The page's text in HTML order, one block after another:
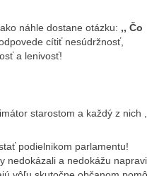
náhle dostane otázku: ,, Čo
cítiť nesúdržnosť,
a lenivosť!
starostom a každý z nich ,
podielnikom parlamentu!
a nedokážu